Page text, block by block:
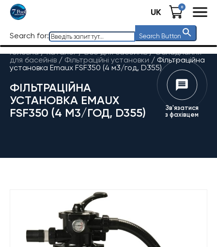
UK 0
Search for: Search Button
Головна / Каталог/Все для басейнів/Обладнання
для басейнів / Фільтраційні установки / Фільтраційна
установка Emaux FSF350 (4 м3/год, D355)
ФІЛЬТРАЦІЙНА
УСТАНОВКА EMAUX
FSF350 (4 М3/ГОД, D355)
Зв'язатися
з фахівцем